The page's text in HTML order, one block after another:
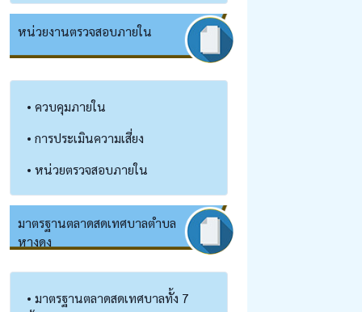
หน่วยงานตรวจสอบภายใน
• ควบคุมภายใน
• การประเมินความเสี่ยง
• หน่วยตรวจสอบภายใน
มาตรฐานตลาดสดเทศบาลตำบล
หางดง
• มาตรฐานตลาดสดเทศบาลทั้ง 7